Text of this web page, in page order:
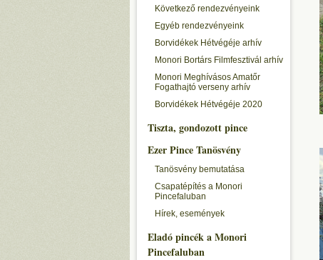
Következő rendezvényeink
Egyéb rendezvényeink
Borvidékek Hétvégéje arhív
Monori Bortárs Filmfesztivál arhív
Monori Meghívásos Amatőr
Fogathajtó verseny arhív
Borvidékek Hétvégéje 2020
Tiszta, gondozott pince
Ezer Pince Tanösvény
Tanösvény bemutatása
Csapatépítés a Monori
Pincefaluban
Hírek, események
Eladó pincék a Monori
Pincefaluban